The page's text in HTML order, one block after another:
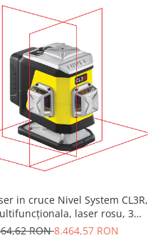
in cruce Nivel System CL3R,
laser rosu, 3
laser (360 grade)
RON8.464,57 RON